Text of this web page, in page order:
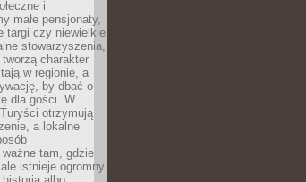
i
małe pensjonaty,
targi czy niewielkie
stowarzyszenia,
charakter
w regionie, a
by dbać o
dla gości. W
otrzymują
a lokalne
tam, gdzie
istnieje ogromny